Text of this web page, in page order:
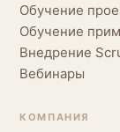
Обучение
Обучение
Внедрение
Вебинары
КОМПАНИЯ